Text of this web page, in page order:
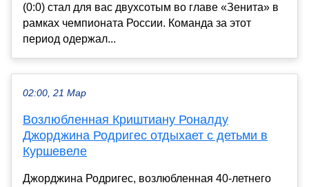
(0:0) стал для вас двухсотым во главе «Зенита» в
рамках чемпионата России. Команда за этот
период одержал...
02:00, 21 Мар
Возлюбленная Криштиану Роналду
Джорджина Родригес отдыхает с детьми в
Куршевеле
Джорджина Родригес, возлюбленная 40-летнего